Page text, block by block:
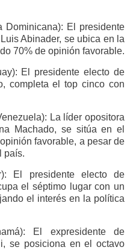
Dominicana): El presidente
Abinader, se ubica en la
70% de opinión favorable.
El presidente electo de
completa el top cinco con
La líder opositora
Machado, se sitúa en el
favorable, a pesar de
país.
El presidente electo de
el séptimo lugar con un
el interés en la política
El expresidente de
se posiciona en el octavo